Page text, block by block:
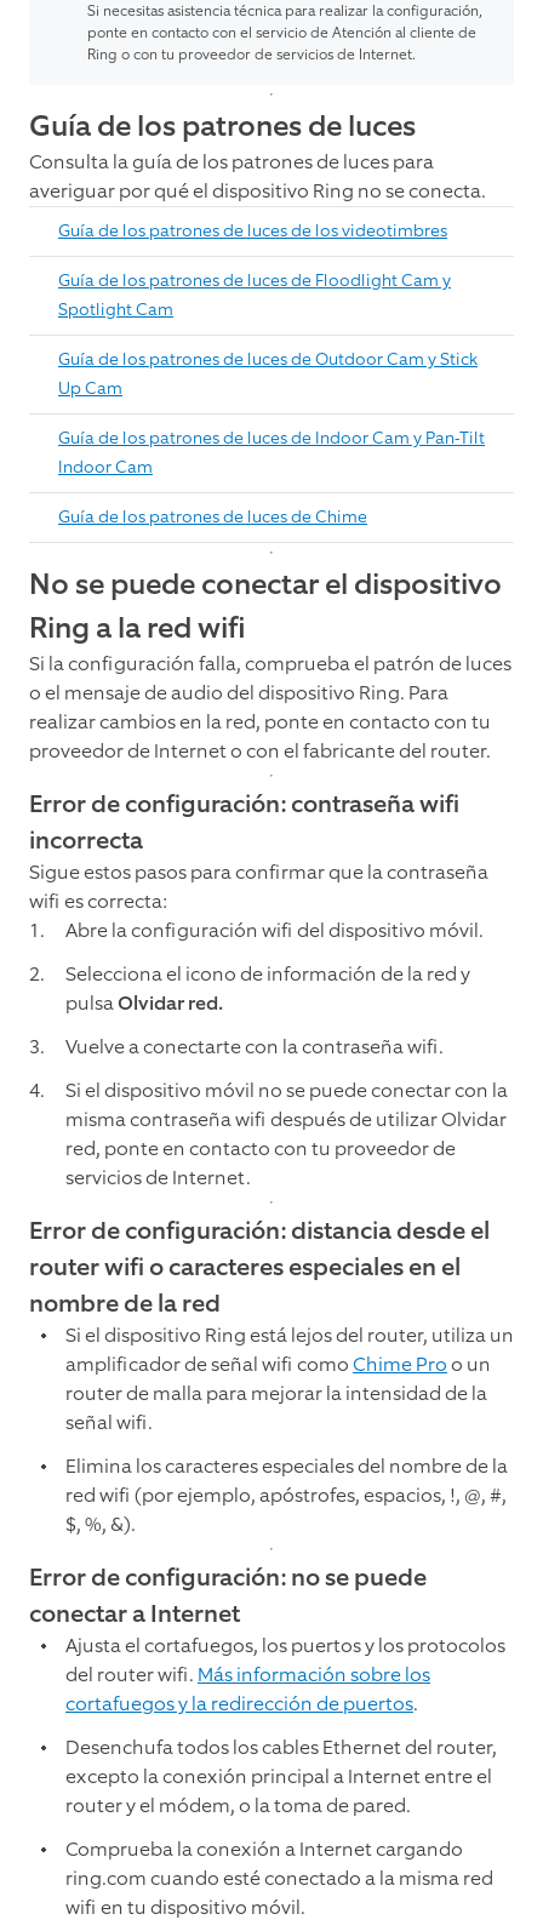
Si necesitas asistencia técnica para realizar la configuración,
ponte en contacto con el servicio de Atención al cliente de
Ring o con tu proveedor de servicios de Internet.
Guía de los patrones de luces
Consulta la guía de los patrones de luces para
averiguar por qué el dispositivo Ring no se conecta.
Guía de los patrones de luces de los videotimbres
Guía de los patrones de luces de Floodlight Cam y
Spotlight Cam
Guía de los patrones de luces de Outdoor Cam y Stick
Up Cam
Guía de los patrones de luces de Indoor Cam y Pan-Tilt
Indoor Cam
Guía de los patrones de luces de Chime
No se puede conectar el dispositivo
Ring a la red wifi
Si la configuración falla, comprueba el patrón de luces
o el mensaje de audio del dispositivo Ring. Para
realizar cambios en la red, ponte en contacto con tu
proveedor de Internet o con el fabricante del router.
Error de configuración: contraseña wifi
incorrecta
Sigue estos pasos para confirmar que la contraseña
wifi es correcta:
Abre la configuración wifi del dispositivo móvil.
Selecciona el icono de información de la red y
pulsaOlvidar red.
Vuelve a conectarte con la contraseña wifi.
Si el dispositivo móvil no se puede conectar con la
misma contraseña wifi después de utilizar Olvidar
red, ponte en contacto con tu proveedor de
servicios de Internet.
Error de configuración: distancia desde el
router wifi o caracteres especiales en el
nombre de la red
Si el dispositivo Ring está lejos del router, utiliza un
amplificador de señal wifi comoChime Proo un
router de malla para mejorar la intensidad de la
señal wifi.
Elimina los caracteres especiales del nombre de la
red wifi (por ejemplo, apóstrofes, espacios, !, @, #,
$, %, &).
Error de configuración: no se puede
conectar a Internet
Ajusta el cortafuegos, los puertos y los protocolos
del router wifi. Más información sobre los
cortafuegos y la redirección de puertos.
Desenchufa todos los cables Ethernet del router,
excepto la conexión principal a Internet entre el
router y el módem, o la toma de pared.
Comprueba la conexión a Internet cargando
ring.com cuando esté conectado a la misma red
wifi en tu dispositivo móvil.